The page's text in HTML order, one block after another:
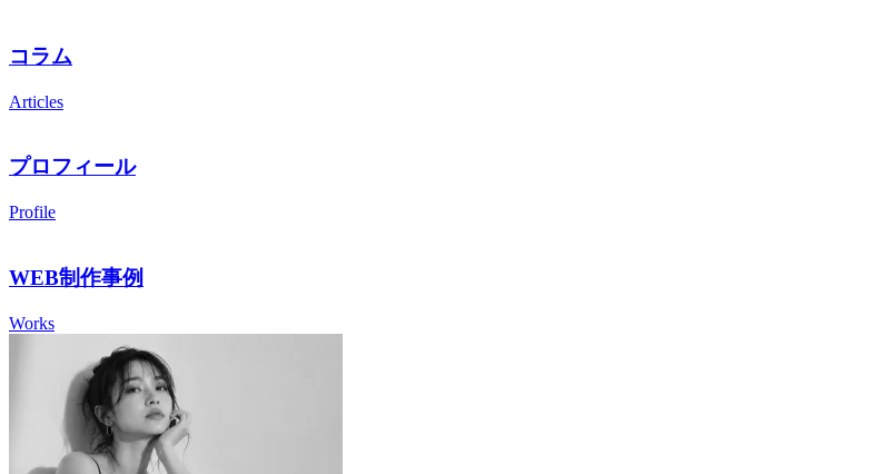
コラム
Articles
プロフィール
Profile
WEB制作事例
Works